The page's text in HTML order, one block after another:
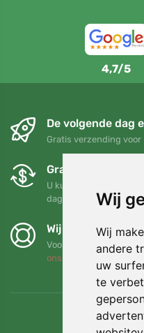
Wij
Wij
andere
uw
te
4,7/5
De volgende dag
Gratis verzending
Gratis ruilen en
U kunt uw bestelling
dagen retourneren of
Wij steunen
Voor elke bestelling
ons